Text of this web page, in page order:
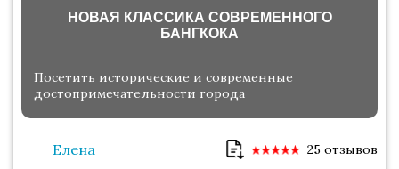
НОВАЯ КЛАССИКА СОВРЕМЕННОГО
БАНГКОКА
Посетить исторические и современные
достопримечательности города
Елена 25 отзывов